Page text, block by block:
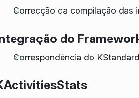
Correcção da compilação das
do
Correspondência do